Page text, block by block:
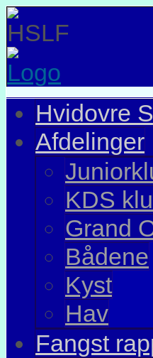
Hvidovre
Afdelinger
KDS
Grand
Bådene
Kyst
Hav
Fangst